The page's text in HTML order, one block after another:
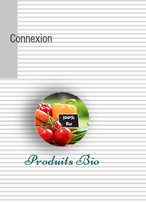
Connexion
Produits Bio